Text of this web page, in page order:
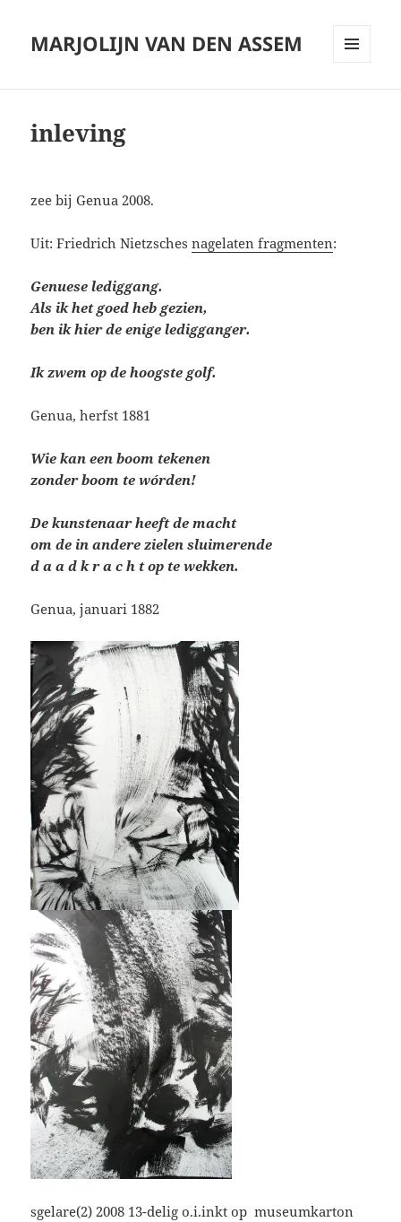
MARJOLIJN VAN DEN ASSEM
inleving
zee bij Genua 2008.
Uit: Friedrich Nietzschesnagelaten fragmenten:
Genuese lediggang.
Als ik het goed heb gezien,
ben ik hier de enige ledigganger.
Ik zwem op de hoogste golf.
Genua, herfst 1881
Wie kan een boom tekenen
zonder boom te wórden!
De kunstenaar heeft de macht
om de in andere zielen sluimerende
d a a d k r a c h t op te wekken.
Genua, januari 1882
sgelare(2) 2008 13-delig o.i.inkt op museumkarton